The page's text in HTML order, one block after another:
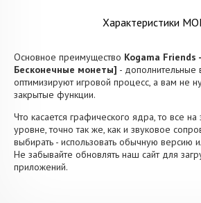
Характеристики
Основное преимущество Kogama Friends
Бесконечные монеты] - дополнительные
оптимизируют игровой процесс, а вам не
закрытые функции.
Что касается графического ядра, то все
уровне, точно так же, как и звуковое
выбирать - использовать обычную версию
Не забывайте обновлять наш сайт для
приложений.